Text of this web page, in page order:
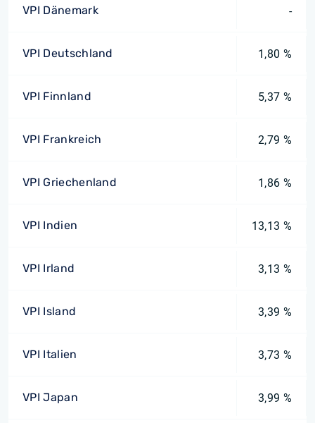
VPI Dänemark -
VPI Deutschland 1,80 %
VPI Finnland 5,37 %
VPI Frankreich 2,79 %
VPI Griechenland 1,86 %
VPI Indien 13,13 %
VPI Irland 3,13 %
VPI Island 3,39 %
VPI Italien 3,73 %
VPI Japan 3,99 %